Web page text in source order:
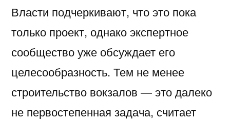
Власти подчеркивают, что это пока
только проект, однако экспертное
сообщество уже обсуждает его
целесообразность. Тем не менее
строительство вокзалов — это далеко
не первостепенная задача, считает